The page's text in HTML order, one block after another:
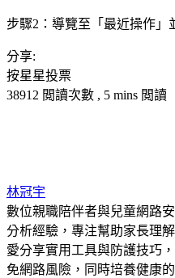
步驟2：導覽至「最近操作」
分享:
按星星投票
38912 閲讀次數 , 5 mins 閲讀
林冠宇
數位親職陪伴者與兒童網路
分析經驗，專注幫助家長理
愛分享實用工具與防護技巧
免網路風險，同時培養健康